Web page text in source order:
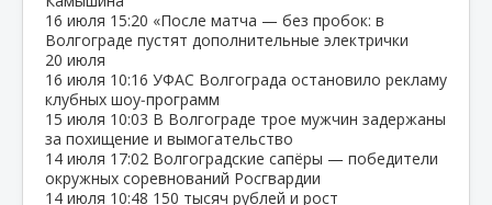
16 июля 15:20 «После матча — без пробок: в
Волгограде пустят дополнительные электрички
20 июля
16 июля 10:16 УФАС Волгограда остановило рекламу
клубных шоу‑программ
15 июля 10:03 В Волгограде трое мужчин задержаны
за похищение и вымогательство
14 июля 17:02 Волгоградские сапёры — победители
окружных соревнований Росгвардии
14 июля 10:48 150 тысяч рублей и рост